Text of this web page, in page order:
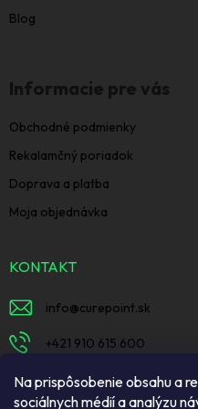
Na prispôsobenie obsahu a
sociálnych médií a analýzu
Blog
Informacie pre vás
Obchodné podmienky
Rekalamčný poriadok
Doprava a platba
Moja objednávka
KONTAKT
info@curepoint.sk
+421 910 615 600
https://